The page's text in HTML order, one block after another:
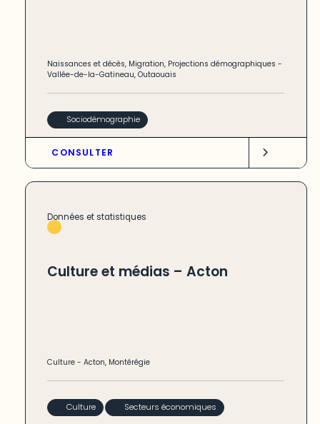
Naissances et décès, Migration, Projections démographiques -
Vallée-de-la-Gatineau,Outaouais
Sociodémographie
CONSULTER
Données et statistiques
Culture et médias – Acton
Culture -Acton, Montérégie
Culture Secteurs économiques